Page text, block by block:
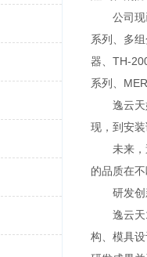
公司现已
系列、多
器、TH-
系列、
逸云天始
现，到安
未来，逸
的品质在
研发创
逸云天13
构、模具